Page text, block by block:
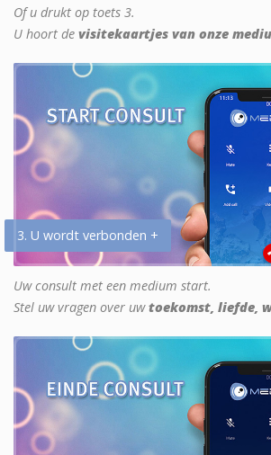
Of u drukt op toets 3.
U hoort de visitekaartjes van onze
3. U wordt verbonden +
Uw consult met een medium start.
Stel uw vragen over uwtoekomst, liefde,